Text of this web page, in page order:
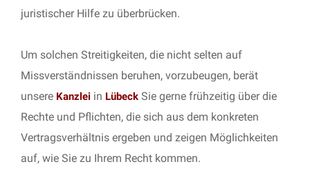
juristischer Hilfe zu überbrücken.
Um solchen Streitigkeiten, die nicht selten auf
Missverständnissen beruhen, vorzubeugen, berät
unsere Kanzlei in Lübeck Sie gerne frühzeitig über die
Rechte und Pflichten, die sich aus dem konkreten
Vertragsverhältnis ergeben und zeigen Möglichkeiten
auf, wie Sie zu Ihrem Recht kommen.